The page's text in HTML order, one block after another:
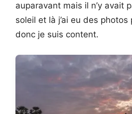
auparavant mais il n’y avait
soleil et là j’ai eu des
donc je suis content.